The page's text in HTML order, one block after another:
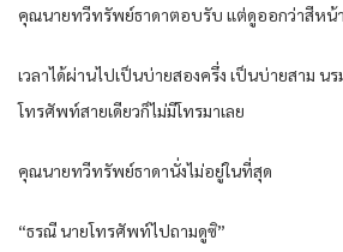
คุณนายทวีทรัพย์ธาดาตอบรับ แต่ดูออกว่าสีหน้
เวลาได้ผ่านไปเป็นบ่ายสองครึ่ง เป็นบ่ายสาม น
โทรศัพท์สายเดียวก็ไม่มีโทรมาเลย
คุณนายทวีทรัพย์ธาดานั่งไม่อยู่ในที่สุด
“ธรณี นายโทรศัพท์ไปถามดูซิ”